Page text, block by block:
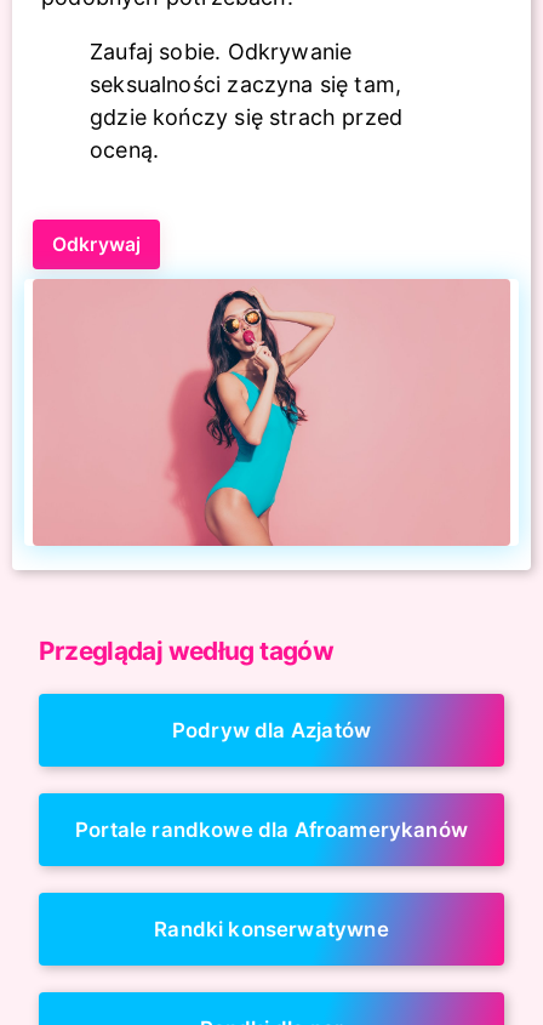
Zaufaj sobie. Odkrywanie
seksualności zaczyna się tam,
gdzie kończy się strach przed
oceną.
Odkrywaj
Przeglądaj według tagów
Podryw dla Azjatów
Portale randkowe dla Afroamerykanów
Randki konserwatywne